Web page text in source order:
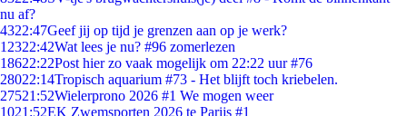
nu af?
4322:47Geef jij op tijd je grenzen aan op je werk?
12322:42Wat lees je nu? #96 zomerlezen
18622:22Post hier zo vaak mogelijk om 22:22 uur #76
28022:14Tropisch aquarium #73 - Het blijft toch kriebelen.
27521:52Wielerprono 2026 #1 We mogen weer
1021:52EK Zwemsporten 2026 te Parijs #1